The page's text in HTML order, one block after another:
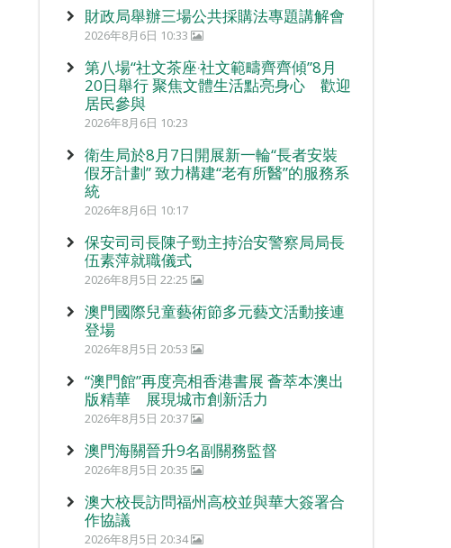
財政局舉辦三場公共採購法專題講解會
2026年8月6日 10:33
第八場“社文茶座‧社文範疇齊齊傾”8月
20日舉行 聚焦文體生活點亮身心 歡迎
居民參與
2026年8月6日 10:23
衛生局於8月7日開展新一輪“長者安裝
假牙計劃” 致力構建“老有所醫”的服務系
統
2026年8月6日 10:17
保安司司長陳子勁主持治安警察局局長
伍素萍就職儀式
2026年8月5日 22:25
澳門國際兒童藝術節多元藝文活動接連
登場
2026年8月5日 20:53
“澳門館”再度亮相香港書展 薈萃本澳出
版精華 展現城市創新活力
2026年8月5日 20:37
澳門海關晉升9名副關務監督
2026年8月5日 20:35
澳大校長訪問福州高校並與華大簽署合
作協議
2026年8月5日 20:34